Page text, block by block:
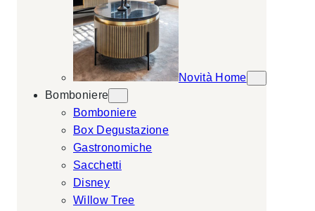
Novità Home
Bomboniere
Bomboniere
Box Degustazione
Gastronomiche
Sacchetti
Disney
Willow Tree